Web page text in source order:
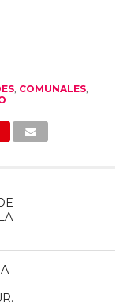
, COMUNALES,